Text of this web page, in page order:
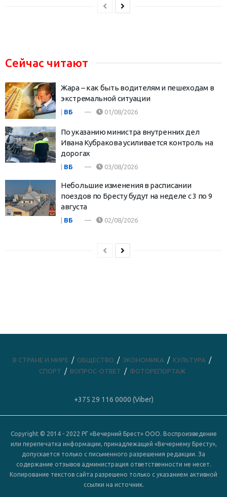
Сейчас читают
Жара – как быть водителям и пешеходам в
экстремальной ситуации
ВБ 01/08/2026
По указанию министра внутренних дел
Ивана Кубракова усиливается контроль на
дорогах
| ВБ 03/08/2026
Небольшие изменения в расписании
поездов по Бресту будут на неделе с 3 по 9
августа
| ВБ 02/08/2026
В СТРАНЕ И МИРЕ ОБЩЕСТВО ЭКОНОМИКА
КУЛЬТУРА
СПОРТ
ВОПРОС-ОТВЕТ ФОТОРЕПОРТАЖ
+375 29 116 0000 (Viber)
Copyright © 2014 - 2022 РГ «Вечерний Брест» ООО. Воспроизведение
или перепечатка информации, принадлежащей «Вечернему Бресту»,
допускается только с письменного разрешения редакции. За
содержание отзывов администрация ответственности не несет.
Копирование текстов сайта разрешено только с указанием активной
ссылки на источник.